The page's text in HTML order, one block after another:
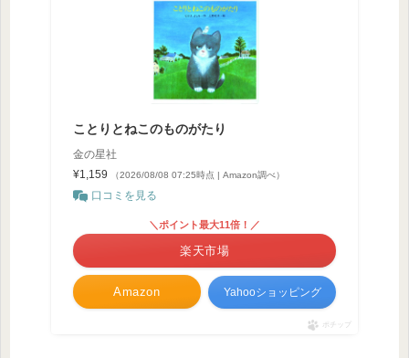
ことりとねこのものがたり
金の星社
¥1,159
（2026/08/08 07:25時点 | Amazon調べ）
口コミを見る
Amazon
＼ポイント最大11倍！／
楽天市場
Yahooショッピング
ポチップ